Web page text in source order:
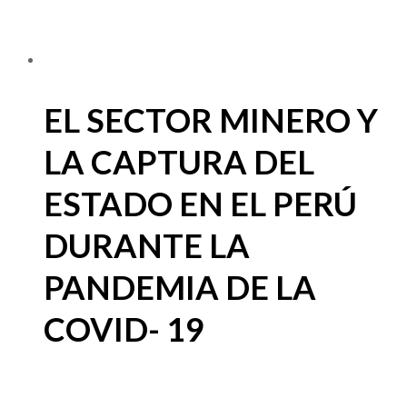
EL SECTOR MINERO Y
LA CAPTURA DEL
ESTADO EN EL PERÚ
DURANTE LA
PANDEMIA DE LA
COVID- 19